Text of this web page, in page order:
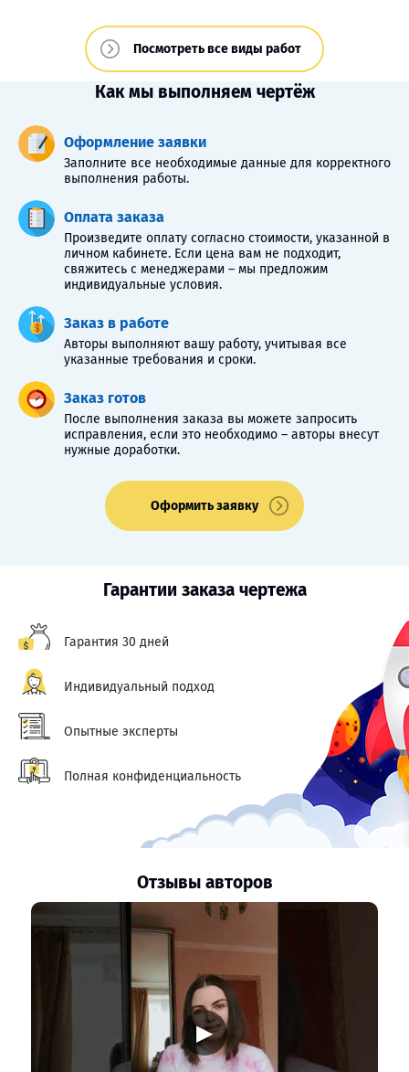
Посмотреть все виды работ
Как мы выполняем чертёж
Оформление заявки
Заполните все необходимые данные для корректного
выполнения работы.
Оплата заказа
Произведите оплату согласно стоимости, указанной в
личном кабинете. Если цена вам не подходит,
свяжитесь с менеджерами – мы предложим
индивидуальные условия.
Заказ в работе
Авторы выполняют вашу работу, учитывая все
указанные требования и сроки.
Заказ готов
После выполнения заказа вы можете запросить
исправления, если это необходимо – авторы внесут
нужные доработки.
Оформить заявку
Гарантии заказа чертежа
Гарантия 30 дней
Индивидуальный подход
Опытные эксперты
Полная конфиденциальность
Отзывы авторов
▶